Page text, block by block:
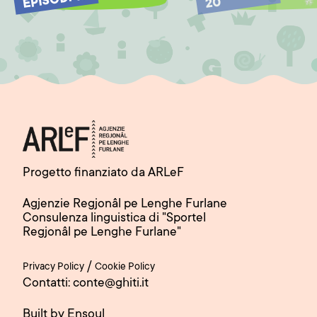
20
Progetto finanziato da ARLeF
Agjenzie Regjonâl pe Lenghe Furlane
Consulenza linguistica di "Sportel
Regjonâl pe Lenghe Furlane"
Privacy Policy / Cookie Policy
Contatti: conte@ghiti.it